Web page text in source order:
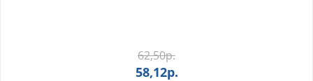
62,50р.
58,12р.